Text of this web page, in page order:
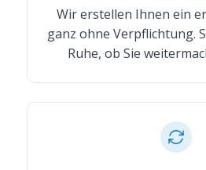
Wir erstellen Ihnen ein
ganz ohne Verpflichtung.
Ruhe, ob Sie